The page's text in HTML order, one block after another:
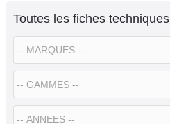
Toutes les fiches techniques